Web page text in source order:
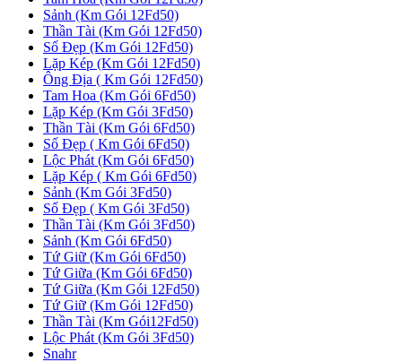
Sảnh (Km Gói 12Fd50)
Thần Tài (Km Gói 12Fd50)
Số Đẹp (Km Gói 12Fd50)
Lặp Kép (Km Gói 12Fd50)
Ông Địa ( Km Gói 12Fd50)
Tam Hoa (Km Gói 6Fd50)
Lặp Kép (Km Gói 3Fd50)
Thần Tài (Km Gói 6Fd50)
Số Đẹp ( Km Gói 6Fd50)
Lộc Phát (Km Gói 6Fd50)
Lặp Kép ( Km Gói 6Fd50)
Sảnh (Km Gói 3Fd50)
Số Đẹp ( Km Gói 3Fd50)
Thần Tài (Km Gói 3Fd50)
Sảnh (Km Gói 6Fd50)
Tứ Giữ (Km Gói 6Fd50)
Tứ Giữa (Km Gói 6Fd50)
Tứ Giữa (Km Gói 12Fd50)
Tứ Giữ (Km Gói 12Fd50)
Thần Tài (Km Gói12Fd50)
Lộc Phát (Km Gói 3Fd50)
Snahr